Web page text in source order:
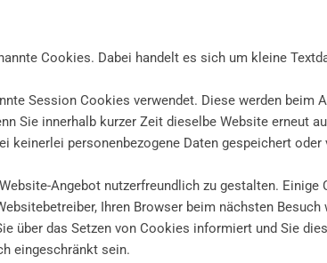
Cookies. Dabei handelt es sich um kleine
Session Cookies verwendet. Diese werden
Sie innerhalb kurzer Zeit dieselbe Website erneut
keinerlei personenbezogene Daten gespeichert oder
Angebot nutzerfreundlich zu gestalten.
Ihren Browser beim nächsten
über das Setzen von Cookies informiert und Sie
eingeschränkt sein.